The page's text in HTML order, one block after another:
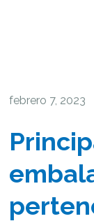
febrero 7, 2023